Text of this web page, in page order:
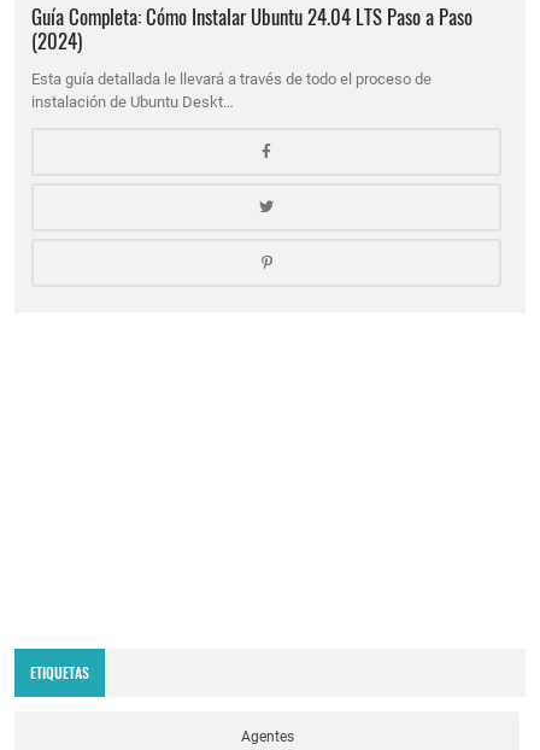
Guía Completa: Cómo Instalar Ubuntu 24.04 LTS Paso a Paso
(2024)
Esta guía detallada le llevará a través de todo el proceso de
instalación de Ubuntu Deskt…
ETIQUETAS
Agentes